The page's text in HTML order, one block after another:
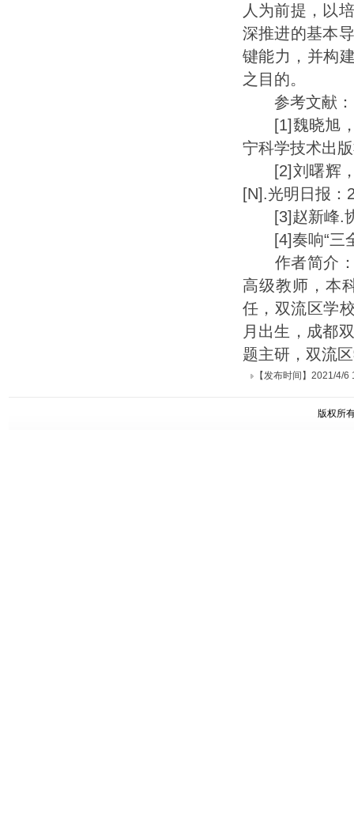
人为前提，以
深推进的基本
键能力，并构
之目的。
参考文献：
[1]魏晓旭，
宁科学技术出
[2]刘曙辉，
[N].光明日报：
[3]赵新峰.协
[4]奏响“三全
作者简介：
高级教师，本
任，双流区学
月出生，成都
题主研，双流
【发布时间】2021/4/6
版权所